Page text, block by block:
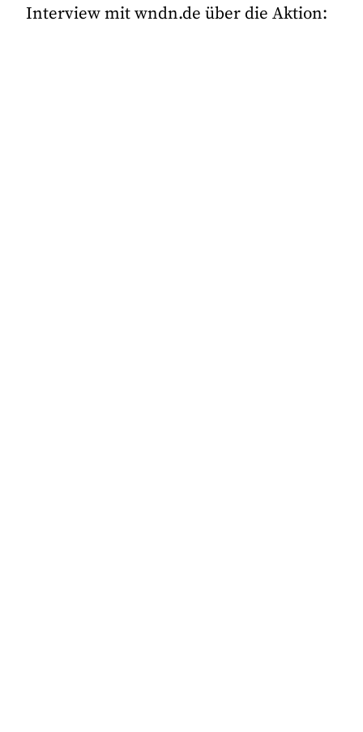
Interview mit wndn.de über die Aktion: